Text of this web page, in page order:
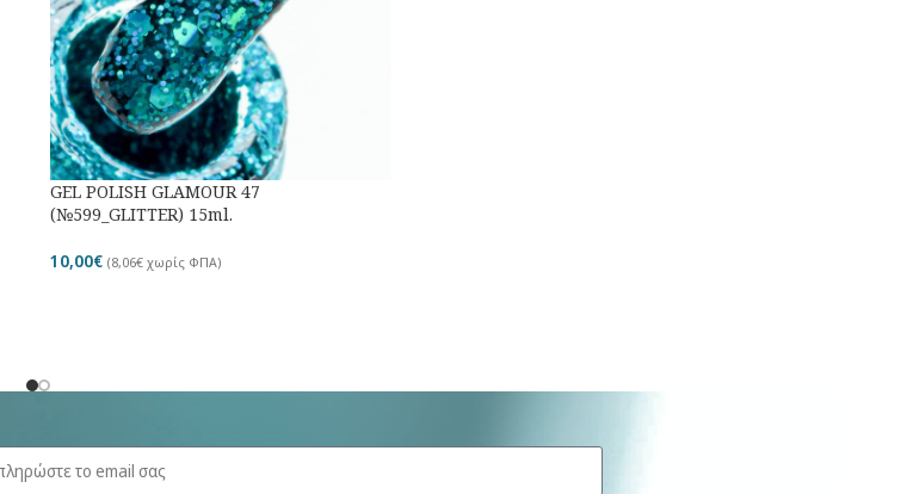
GEL POLISH GLAMOUR 47
(№599_GLITTER) 15ml.
10,00€ (8,06€ χωρίς ΦΠΑ)